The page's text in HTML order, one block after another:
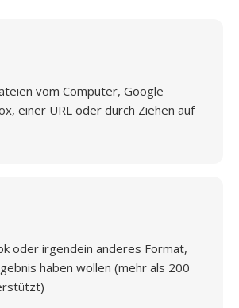
vom Computer, Google
einer URL oder durch Ziehen auf
oder irgendein anderes Format,
haben wollen (mehr als 200